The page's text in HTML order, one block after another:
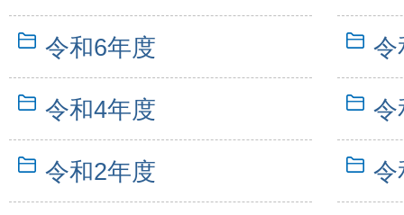
令和6年度 令
令和4年度 令
令和2年度 令